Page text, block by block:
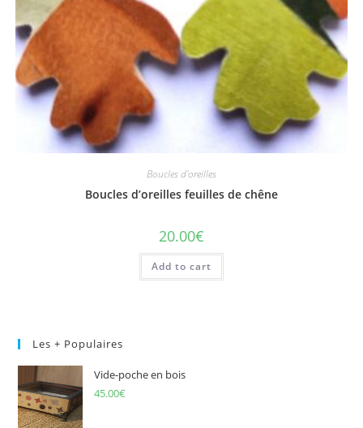
Boucles d'oreilles
Boucles d’oreilles feuilles de chêne
20.00€
Add to cart
Les + Populaires
Vide-poche en bois
45.00€